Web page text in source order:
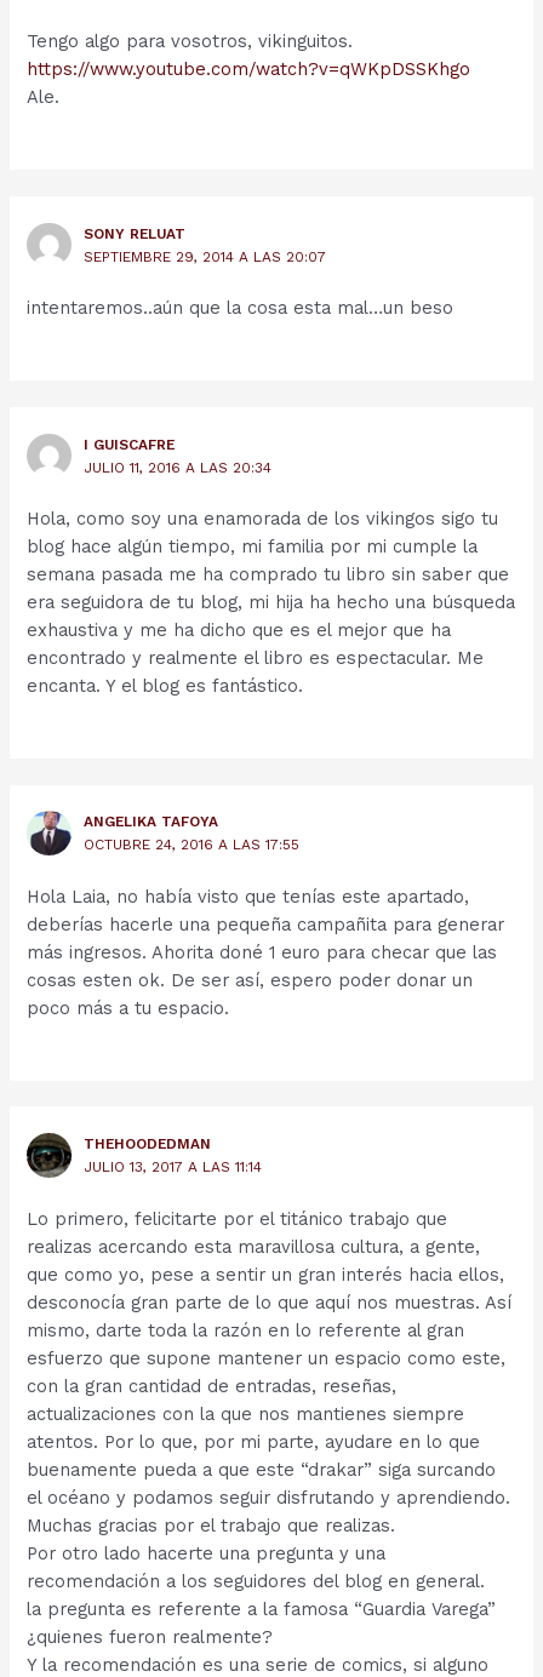
Tengo algo para vosotros, vikinguitos.
https://www.youtube.com/watch?v=qWKpDSSKhgo
Ale.
SONY RELUAT
SEPTIEMBRE 29, 2014 A LAS 20:07
intentaremos..aún que la cosa esta mal…un beso
I GUISCAFRE
JULIO 11, 2016 A LAS 20:34
Hola, como soy una enamorada de los vikingos sigo tu
blog hace algún tiempo, mi familia por mi cumple la
semana pasada me ha comprado tu libro sin saber que
era seguidora de tu blog, mi hija ha hecho una búsqueda
exhaustiva y me ha dicho que es el mejor que ha
encontrado y realmente el libro es espectacular. Me
encanta. Y el blog es fantástico.
ANGELIKA TAFOYA
OCTUBRE 24, 2016 A LAS 17:55
Hola Laia, no había visto que tenías este apartado,
deberías hacerle una pequeña campañita para generar
más ingresos. Ahorita doné 1 euro para checar que las
cosas esten ok. De ser así, espero poder donar un
poco más a tu espacio.
THEHOODEDMAN
JULIO 13, 2017 A LAS 11:14
Lo primero, felicitarte por el titánico trabajo que
realizas acercando esta maravillosa cultura, a gente,
que como yo, pese a sentir un gran interés hacia ellos,
desconocía gran parte de lo que aquí nos muestras. Así
mismo, darte toda la razón en lo referente al gran
esfuerzo que supone mantener un espacio como este,
con la gran cantidad de entradas, reseñas,
actualizaciones con la que nos mantienes siempre
atentos. Por lo que, por mi parte, ayudare en lo que
buenamente pueda a que este “drakar” siga surcando
el océano y podamos seguir disfrutando y aprendiendo.
Muchas gracias por el trabajo que realizas.
Por otro lado hacerte una pregunta y una
recomendación a los seguidores del blog en general.
la pregunta es referente a la famosa “Guardia Varega”
¿quienes fueron realmente?
Y la recomendación es una serie de comics, si alguno